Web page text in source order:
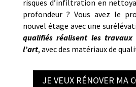
risques d’infiltration en
profondeur ? Vous avez le
nouvel étage avec une
qualifiés réalisent les
l’art, avec des matériaux de
JE VEUX RÉNOVER MA